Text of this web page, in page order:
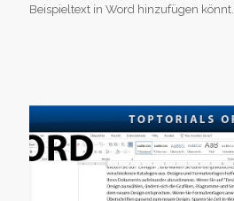
Beispieltext in Word hinzufügen könnt.